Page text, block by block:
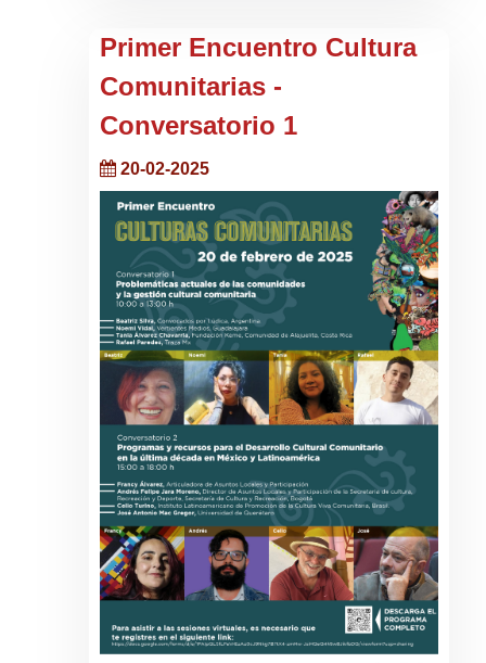
Primer Encuentro Cultura
Comunitarias -
Conversatorio 1
20-02-2025